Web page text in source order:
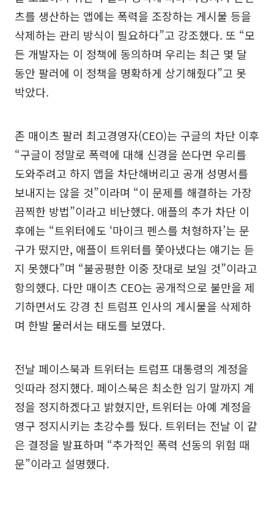
츠를 생산하는 앱에는 폭력을 조장하는 게시물 등을
삭제하는 관리 방식이 필요하다”고 강조했다. 또 “모
든 개발자는 이 정책에 동의하며 우리는 최근 몇 달
동안 팔러에 이 정책을 명확하게 상기해줬다”고 못
박았다.
존 매이츠 팔러 최고경영자(CEO)는 구글의 차단 이후
“구글이 정말로 폭력에 대해 신경을 쓴다면 우리를
도와주려고 하지 앱을 차단해버리고 공개 성명서를
보내지는 않을 것”이라며 “이 문제를 해결하는 가장
끔찍한 방법”이라고 비난했다. 애플의 추가 차단 이
후에는 “트위터에도 ‘마이크 펜스를 처형하자’는 문
구가 떴지만, 애플이 트위터를 쫓아냈다는 얘기는 듣
지 못했다”며 “불공평한 이중 잣대로 보일 것”이라고
항의했다. 다만 매이츠 CEO는 공개적으로 불만을 제
기하면서도 강경 친 트럼프 인사의 게시물을 삭제하
며 한발 물러서는 태도를 보였다.
전날 페이스북과 트위터는 트럼프 대통령의 계정을
잇따라 정지했다. 페이스북은 최소한 임기 말까지 계
정을 정지하겠다고 밝혔지만, 트위터는 아예 계정을
영구 정지시키는 초강수를 뒀다. 트위터는 전날 이 같
은 결정을 발표하며 “추가적인 폭력 선동의 위험 때
문”이라고 설명했다.